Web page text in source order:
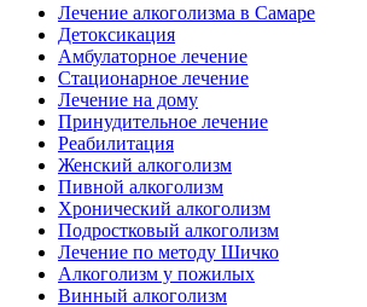
Лечение алкоголизма в Самаре
Детоксикация
Амбулаторное лечение
Стационарное лечение
Лечение на дому
Принудительное лечение
Реабилитация
Женский алкоголизм
Пивной алкоголизм
Хронический алкоголизм
Подростковый алкоголизм
Лечение по методу Шичко
Алкоголизм у пожилых
Винный алкоголизм